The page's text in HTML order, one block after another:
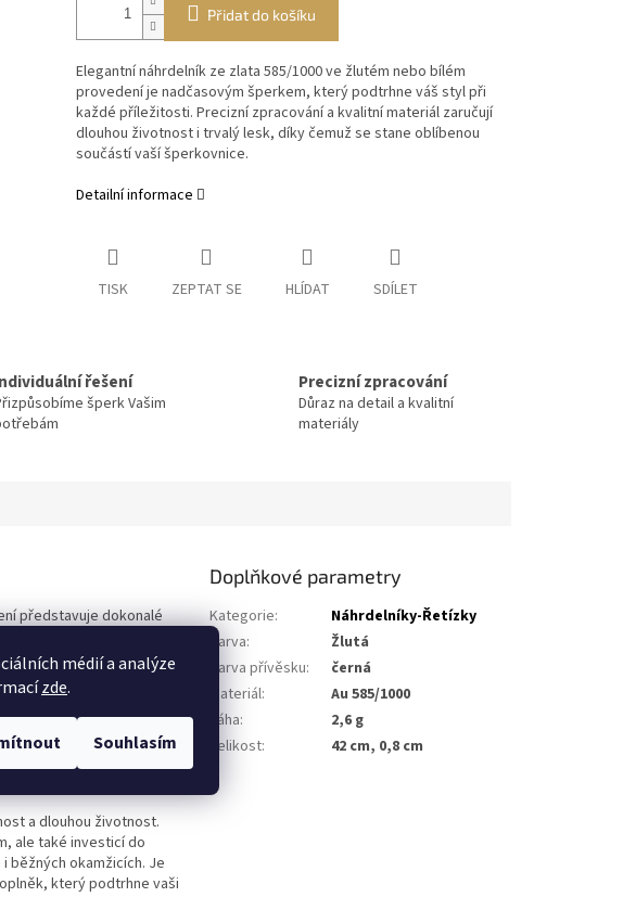
médií a analýze
zde.
Souhlasím
Přidat do košíku
Elegantní náhrdelník ze zlata 585/1000 ve žlutém nebo bílém
provedení je nadčasovým šperkem, který podtrhne váš styl při
každé příležitosti. Precizní zpracování a kvalitní materiál zaručují
dlouhou životnost i trvalý lesk, díky čemuž se stane oblíbenou
součástí vaší šperkovnice.
Detailní informace
TISK ZEPTAT SE HLÍDAT SDÍLET
řešení
šperk Vašim
Precizní zpracování
Důraz na detail a kvalitní
materiály
představuje dokonalé
leskem, díky čemuž si
moderní a sofistikovaný
ladí s vaším osobním
při každodenním
a dlouhou životnost.
ale také investicí do
běžných okamžicích. Je
který podtrhne vaši
Doplňkové parametry
Kategorie:
Náhrdelníky-Řetízky
Barva:
Žlutá
Barva přívěsku:
černá
Materiál:
Au 585/1000
Váha:
2,6 g
Velikost: 42 cm, 0,8 cm